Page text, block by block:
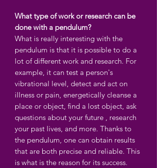
What type of work or research can be
done with a pendulum?
What is really interesting with the
pendulum is that it is possible to do a
lot of different work and research. For
example, it can test a person's
vibrational level, detect and act on
illness or pain, energetically cleanse a
place or object, find a lost object, ask
questions about your future , research
your past lives, and more. Thanks to
the pendulum, one can obtain results
that are both precise and reliable. This
is what is the reason for its success.